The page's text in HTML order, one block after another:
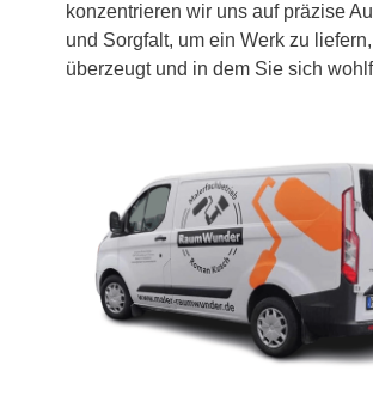
konzentrieren wir uns auf präzise
und Sorgfalt, um ein Werk zu
überzeugt und in dem Sie sich